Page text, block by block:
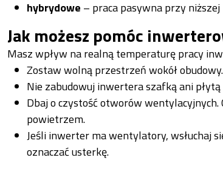
hybrydowe – praca pasywna przy
Jak możesz pomóc
Masz wpływ na realną temperaturę pracy
Zostaw wolną przestrzeń wokół
Nie zabudowuj inwertera szafką ani
Dbaj o czystość otworów
powietrzem.
Jeśli inwerter ma wentylatory, wsłuchaj
oznaczać usterkę.